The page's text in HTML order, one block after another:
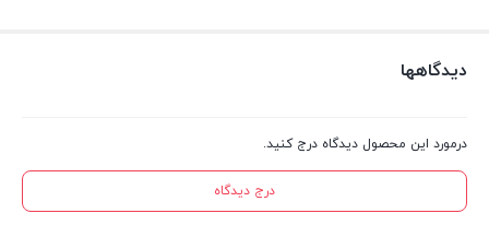
دیدگاهها
درمورد این محصول دیدگاه درج کنید.
درج دیدگاه